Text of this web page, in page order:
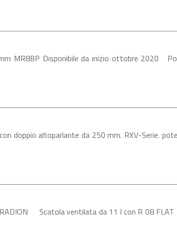
mm MR8BP Disponibile da inizio ottobre 2020
doppio altoparlante da 250 mm. RXV-Serie.
RADION Scatola ventilata da 11 l con R 08